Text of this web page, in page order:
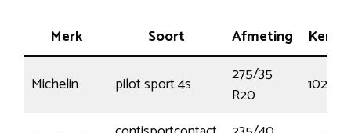
Merk Soort Afmeting
Michelin pilot sport 4s
275/35
R20
102Y